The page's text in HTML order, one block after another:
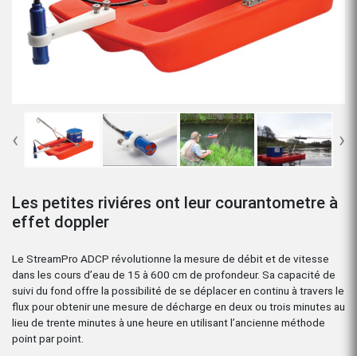
‹ ›
Les petites riviéres ont leur courantometre à
effet doppler
Le StreamPro ADCP révolutionne la mesure de débit et de vitesse
dans les cours d’eau de 15 à 600 cm de profondeur. Sa capacité de
suivi du fond offre la possibilité de se déplacer en continu à travers le
flux pour obtenir une mesure de décharge en deux ou trois minutes au
lieu de trente minutes à une heure en utilisant l’ancienne méthode
point par point.